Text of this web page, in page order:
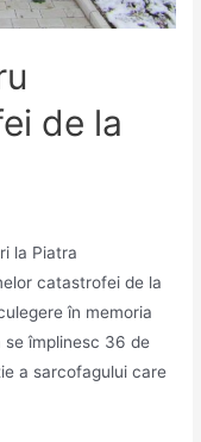
de la
la Piatra
catastrofei de la
în memoria
împlinesc 36 de
a sarcofagului care